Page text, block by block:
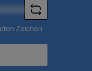
Zeichen